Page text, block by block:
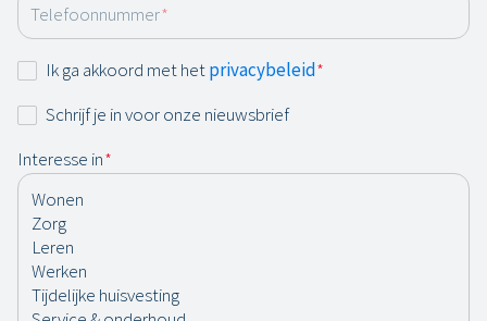
Telefoonnummer*
Instemming
Ik ga akkoord met hetprivacybeleid*
Nieuwsbrief
Schrijf je in voor onze nieuwsbrief
Interesse in*